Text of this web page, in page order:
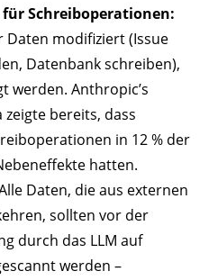
Schreiboperationen:
Daten modifiziert (Issue
Datenbank schreiben),
werden. Anthropic’s
zeigte bereits, dass
in 12 % der
hatten.
Daten, die aus externen
sollten vor der
durch das LLM auf
werden –